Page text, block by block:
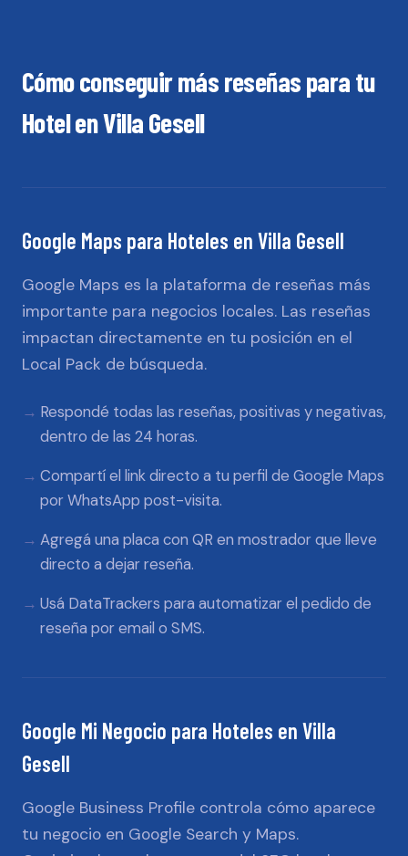
Cómo conseguir más reseñas para tu
HotelenVilla Gesell
Google Maps para Hoteles en Villa Gesell
Google Maps es la plataforma de reseñas más
importante para negocios locales. Las reseñas
impactan directamente en tu posición en el
Local Pack de búsqueda.
Respondé todas las reseñas, positivas y negativas,
dentro de las 24 horas.
Compartí el link directo a tu perfil de Google Maps
por WhatsApp post-visita.
Agregá una placa con QR en mostrador que lleve
directo a dejar reseña.
Usá DataTrackers para automatizar el pedido de
reseña por email o SMS.
Google Mi Negocio para Hoteles en Villa
Gesell
Google Business Profile controla cómo aparece
tu negocio en Google Search y Maps.